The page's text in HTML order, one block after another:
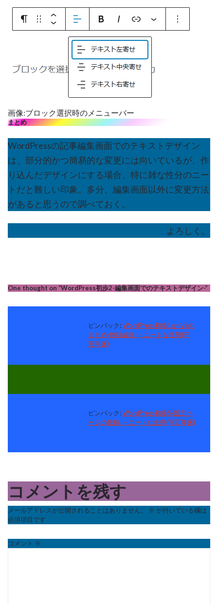
画像:ブロック選択時のメニューバー
まとめ
WordPressの記事編集画面でのテキストデザイン
は、部分的かつ簡易的な変更には向いているが、作
り込んだデザインにする場合、特に雑な性分のニー
トだと難しい印象。多分、編集画面以外に変更方法
があると思うので調べておく。
よろしく。
One thought on “WordPress初歩2-編集画面でのテキストデザイン-”
ピンバック:WordPress初歩1から5の
まとめ-投稿編集- – ニートな生態(守
万年床)
ピンバック:WordPress初歩5-固定ペ
ージの投稿- – ニートな生態(守万年床)
コメントを残す
メールアドレスが公開されることはありません。 ※ が付いている欄は
必須項目です
コメント ※